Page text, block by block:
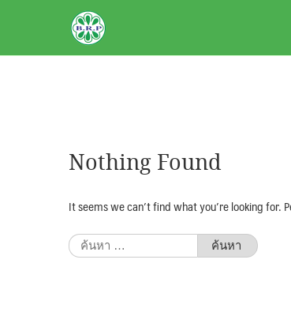
BRPAUTO.COM
Nothing Found
It seems we can’t find what you’re looking for.
ค้นหา
สำหรับ: